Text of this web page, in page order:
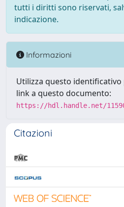
tutti i diritti sono riservati,
indicazione.
Informazioni
Utilizza questo
link a questo documento:
https://hdl.handle.net/
Citazioni